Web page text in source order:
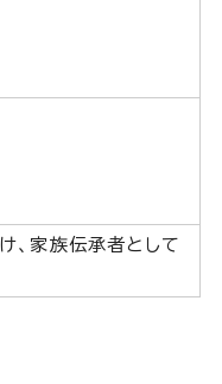
、家族伝承者として